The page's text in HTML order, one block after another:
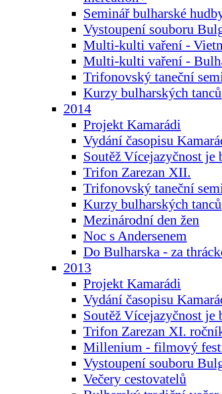
Seminář bulharské
Vystoupení souboru
Multi-kulti vaření -
Multi-kulti vaření -
Trifonovský taneční
Kurzy bulharských tanců
2014
Projekt Kamarádi
Vydání časopisu
Soutěž Vícejazyčnost je
Trifon Zarezan XII.
Trifonovský taneční
Kurzy bulharských tanců
Mezinárodní den žen
Noc s Andersenem
Do Bulharska - za
2013
Projekt Kamarádi
Vydání časopisu
Soutěž Vícejazyčnost je
Trifon Zarezan XI.
Millenium - filmový
Vystoupení souboru
Večery cestovatelů